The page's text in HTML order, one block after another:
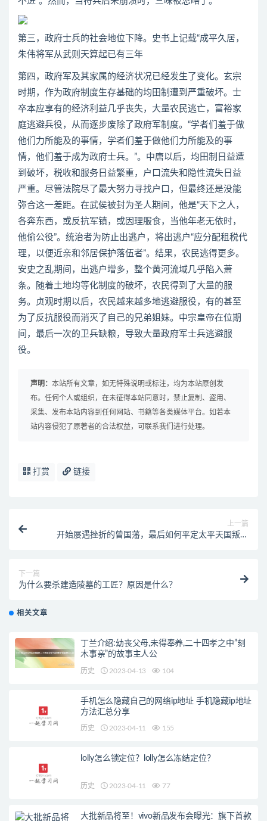
第三，政府士兵的社会地位下降。史书上记载“成平久居，
朱伟将军从武则天算起已有三年
第四，政府军及其家属的经济状况已经发生了变化。玄宗
时期，作为政府制度生存基础的均田制遭到严重破坏。士
卒本应享有的经济利益几乎丧失，大量农民逃亡，富裕家
庭逃避兵役，从而逐步废除了政府军制度。“学者们羞于做
他们力所能及的事情，学者们羞于做他们力所能及的事
情，他们羞于成为政府士兵。”。中唐以后，均田制日益遭
到破坏，税收和服务日益繁重，户口流失和隐性流失日益
严重。尽管法院尽了最大努力寻找户口，但最终还是没能
弥合这一差距。在武侯被封为圣人期间，他是“天下之人，
各奔东西，或反抗军镇，或因理服食，当他年老无依时，
他偷公役”。统治者为防止出逃户，将出逃户“应分配租税代
理，以便近亲和邻居保护落伍者”。结果，农民逃得更多。
安史之乱期间，出逃户增多，整个黄河流域几乎陷入萧
条。随着土地均等化制度的破坏，农民得到了大量的服
务。贞观时期以后，农民越来越多地逃避服役，有的甚至
为了反抗服役而消灭了自己的兄弟姐妹。中宗皇帝在位期
间，最后一次的卫兵缺粮，导致大量政府军士兵逃避服
役。
声明： 本站所有文章，如无特殊说明或标注，均为本站原创发
布。任何个人或组织，在未征得本站同意时，禁止复制、盗用、
采集、发布本站内容到任何网站、书籍等各类媒体平台。如若本
站内容侵犯了原著者的合法权益，可联系我们进行处理。
打赏 链接
上一篇
开始屡遇挫折的曾国藩，最后如何平定太平天国叛乱
下一篇
为什么要杀建造陵墓的工匠？原因是什么？
相关文章
丁兰介绍:幼丧父母,未得奉养,二十四孝之中”刻
木事亲”的故事主人公
历史 2023-04-13 104
手机怎么隐藏自己的网络ip地址 手机隐藏ip地址
方法汇总分享
历史 2023-04-11 155
lolly怎么锁定位？lolly怎么冻结定位？
历史 2023-04-11 77
大批新品将至！vivo新品发布会曝光：旗下首款